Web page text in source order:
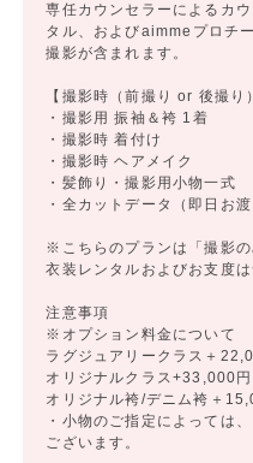
専任カウンセラーによるカ
タル、およびaimmeプロチ
撮影が含まれます。
【撮影時（前撮り or 後撮り
・撮影用 振袖＆袴 1着
・撮影時 着付け
・撮影時 ヘアメイク
・髪飾り・撮影用小物一式
・全カットデータ（即日お渡
※こちらのプランは「撮影
衣装レンタルおよびお支度
注意事項
※オプション料金について
ラグジュアリークラス＋
オリジナルクラス+33,000円
オリジナル袴/デニム袴＋
・小物のご指定によっては
ございます。